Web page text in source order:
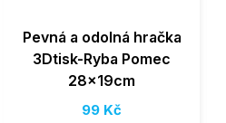
Pevná a odolná hračka
3Dtisk-Ryba Pomec
28x19cm
99 Kč